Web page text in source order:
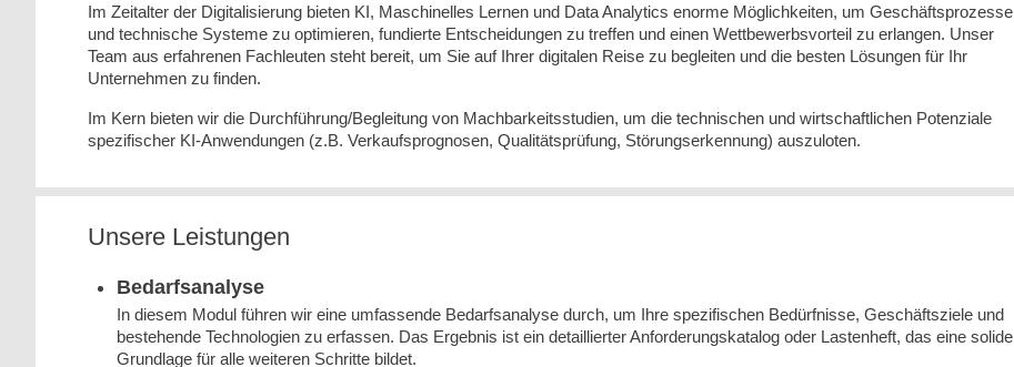
Im Zeitalter der Digitalisierung bieten KI, Maschinelles Lernen und Data Analytics enorme Möglichkeiten, um Geschäftsprozesse
und technische Systeme zu optimieren, fundierte Entscheidungen zu treffen und einen Wettbewerbsvorteil zu erlangen. Unser
Team aus erfahrenen Fachleuten steht bereit, um Sie auf Ihrer digitalen Reise zu begleiten und die besten Lösungen für Ihr
Unternehmen zu finden.
Im Kern bieten wir die Durchführung/Begleitung von Machbarkeitsstudien, um die technischen und wirtschaftlichen Potenziale
spezifischer KI-Anwendungen (z.B. Verkaufsprognosen, Qualitätsprüfung, Störungserkennung) auszuloten.
Unsere Leistungen
Bedarfsanalyse
In diesem Modul führen wir eine umfassende Bedarfsanalyse durch, um Ihre spezifischen Bedürfnisse, Geschäftsziele und
bestehende Technologien zu erfassen. Das Ergebnis ist ein detaillierter Anforderungskatalog oder Lastenheft, das eine solide
Grundlage für alle weiteren Schritte bildet.